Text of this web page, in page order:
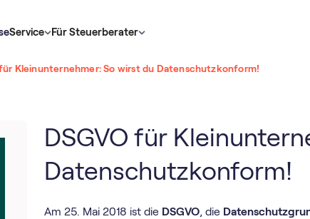
Service Für Steuerberater
für Kleinunternehmer: So wirst du Datenschutzkonform!
DSGVO für
Datenschutzkonform!
Am 25. Mai 2018 ist die DSGVO, die